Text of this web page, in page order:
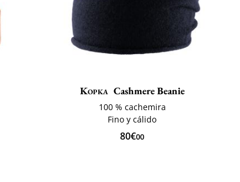
Kopka Cashmere Beanie
100 % cachemira
Fino y cálido
80€00